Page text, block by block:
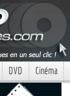
DVD Cinéma